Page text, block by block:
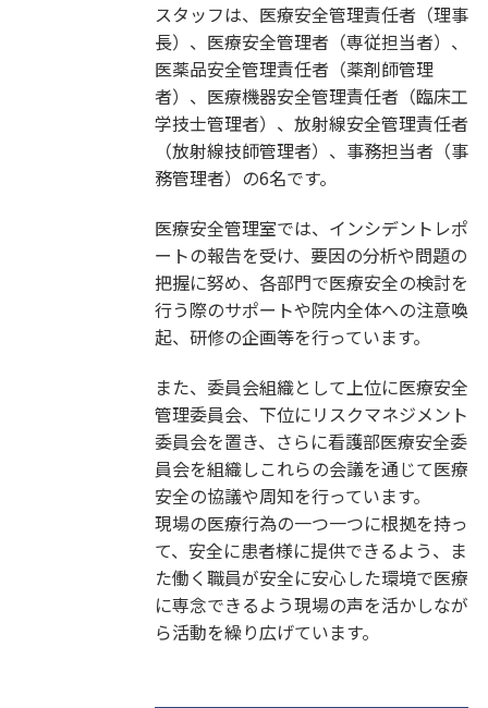
スタッフは、医療安全管理責任者（理事
長）、医療安全管理者（専従担当者）、
医薬品安全管理責任者（薬剤師管理
者）、医療機器安全管理責任者（臨床工
学技士管理者）、放射線安全管理責任者
（放射線技師管理者）、事務担当者（事
務管理者）の6名です。
医療安全管理室では、インシデントレポ
ートの報告を受け、要因の分析や問題の
把握に努め、各部門で医療安全の検討を
行う際のサポートや院内全体への注意喚
起、研修の企画等を行っています。
また、委員会組織として上位に医療安全
管理委員会、下位にリスクマネジメント
委員会を置き、さらに看護部医療安全委
員会を組織しこれらの会議を通じて医療
安全の協議や周知を行っています。
現場の医療行為の一つ一つに根拠を持っ
て、安全に患者様に提供できるよう、ま
た働く職員が安全に安心した環境で医療
に専念できるよう現場の声を活かしなが
ら活動を繰り広げています。